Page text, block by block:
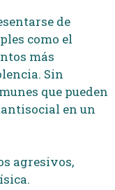
de
como el
más
Sin
que pueden
en un
agresivos,